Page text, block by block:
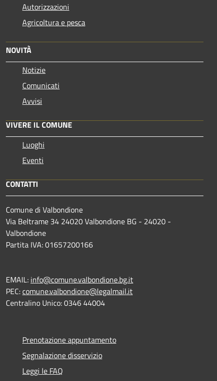
Autorizzazioni
Agricoltura e pesca
NOVITÀ
Notizie
Comunicati
Avvisi
VIVERE IL COMUNE
Luoghi
Eventi
CONTATTI
Comune di Valbondione
Via Beltrame 34 24020 Valbondione BG - 24020 -
Valbondione
Partita IVA: 01657200166
EMAIL: info@comune.valbondione.bg.it
PEC:comune.valbondione@legalmail.it
Centralino Unico: 0346 44004
Prenotazione appuntamento
Segnalazione disservizio
Leggi le FAQ